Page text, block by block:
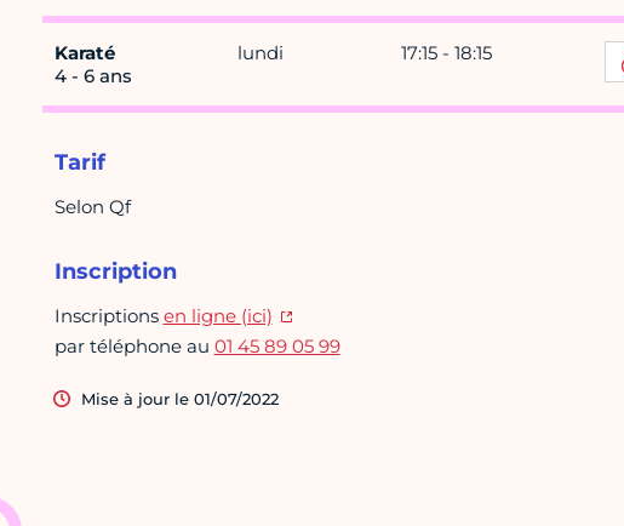
Karaté
4 - 6 ans
lundi 17:15 - 18:15
Tarif
Selon Qf
Inscription
Inscriptions en ligne (ici)
par téléphone au 01 45 89 05 99
Mise à jour le 01/07/2022